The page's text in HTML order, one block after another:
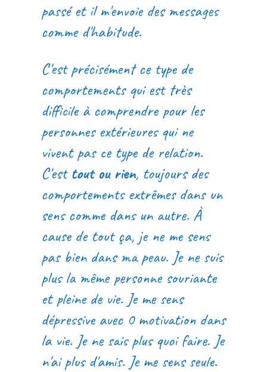
passé et il m'envoie des messages
comme d'habitude.
C'est précisément ce type de
comportements qui est très
difficile à comprendre pour les
personnes extérieures qui ne
vivent pas ce type de relation.
C'est tout ou rien, toujours des
comportements extrêmes dans un
sens comme dans un autre. À
cause de tout ça, je ne me sens
pas bien dans ma peau. Je ne suis
plus la même personne souriante
et pleine de vie. Je me sens
dépressive avec 0 motivation dans
la vie. Je ne sais plus quoi faire. Je
n'ai plus d'amis. Je me sens seule.